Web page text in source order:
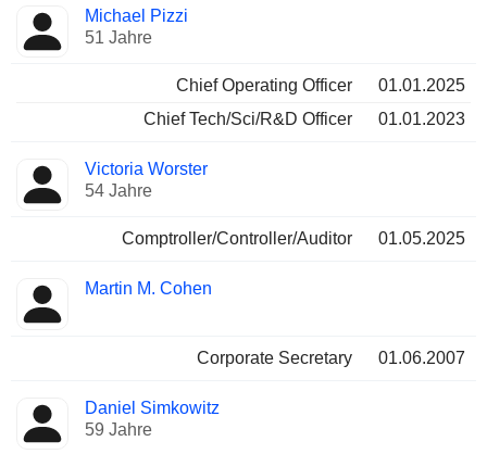
Michael Pizzi
51 Jahre
Chief Operating Officer
01.01.2025
Chief Tech/Sci/R&D Officer
01.01.2023
Victoria Worster
54 Jahre
Comptroller/Controller/Auditor 01.05.2025
Martin M. Cohen
Corporate Secretary 01.06.2007
Daniel Simkowitz
59 Jahre